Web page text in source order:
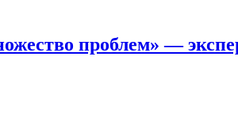
проблем» —